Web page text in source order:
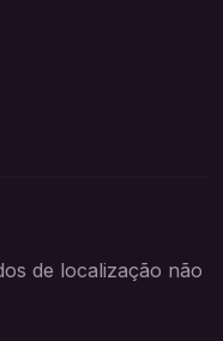
de localização não